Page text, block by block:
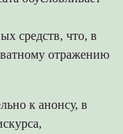
средств, что, в
отражению
к анонсу, в